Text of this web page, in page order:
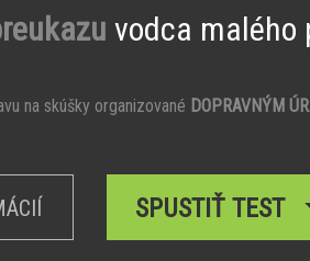
vodca malého
na skúšky organizované DOPRAVNÝM
SPUSTIŤ TEST